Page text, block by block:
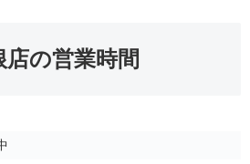
の営業時間